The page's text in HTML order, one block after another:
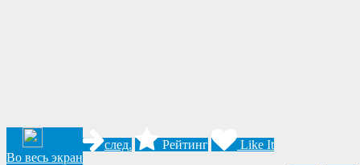
след. Рейтинг
Like It
Во весь экран